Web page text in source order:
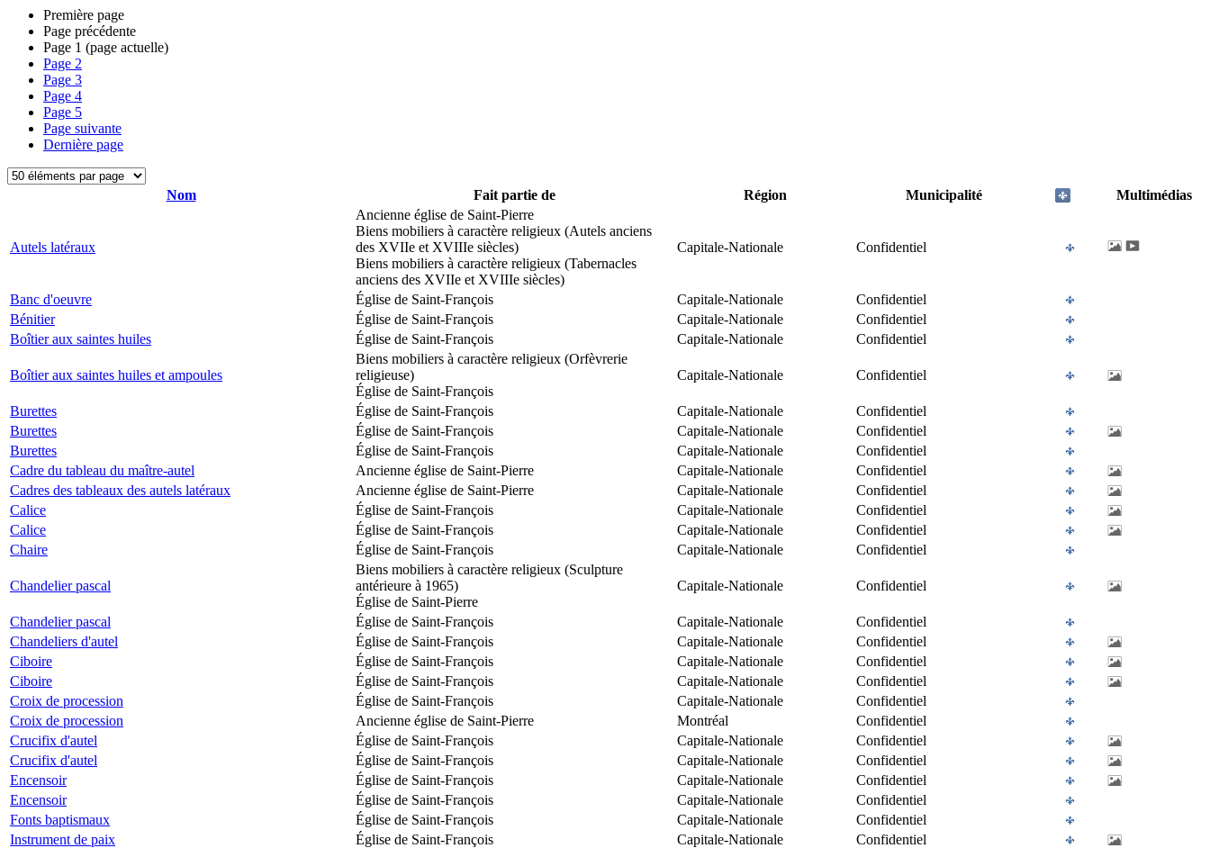
Première page
Page précédente
Page 1 (page actuelle)
Page 2
Page 3
Page 4
Page 5
Page suivante
Dernière page
Nom Fait partie de Région Municipalité Multimédias
Autels latéraux
Ancienne église de Saint-Pierre
Biens mobiliers à caractère religieux (Autels anciens
des XVIIe et XVIIIe siècles)
Biens mobiliers à caractère religieux (Tabernacles
anciens des XVIIe et XVIIIe siècles)
Capitale-Nationale Confidentiel
Banc d'oeuvre Église de Saint-François Capitale-Nationale
Confidentiel
Bénitier
Église de Saint-François Capitale-Nationale
Confidentiel
Boîtier aux saintes huiles
Église de Saint-François Capitale-Nationale Confidentiel
Boîtier aux saintes huiles et ampoules
Biens mobiliers à caractère religieux (Orfèvrerie
religieuse)
Église de Saint-François
Capitale-Nationale Confidentiel
Burettes Église de Saint-François Capitale-Nationale
Confidentiel
Burettes
Église de Saint-François Capitale-Nationale
Confidentiel
Burettes
Église de Saint-François Capitale-Nationale
Confidentiel
Cadre du tableau du maître-autel
Ancienne église de Saint-Pierre Capitale-Nationale
Confidentiel
Cadres des tableaux des autels latéraux
Ancienne église de Saint-Pierre Capitale-Nationale
Confidentiel
Calice
Église de Saint-François Capitale-Nationale
Confidentiel
Calice
Église de Saint-François Capitale-Nationale
Confidentiel
Chaire
Église de Saint-François Capitale-Nationale Confidentiel
Chandelier pascal
Biens mobiliers à caractère religieux (Sculpture
antérieure à 1965)
Église de Saint-Pierre
Capitale-Nationale Confidentiel
Chandelier pascal Église de Saint-François Capitale-Nationale
Confidentiel
Chandeliers d'autel
Église de Saint-François Capitale-Nationale
Confidentiel
Ciboire
Église de Saint-François Capitale-Nationale
Confidentiel
Ciboire
Église de Saint-François Capitale-Nationale
Confidentiel
Croix de procession
Église de Saint-François Capitale-Nationale
Confidentiel
Croix de procession
Ancienne église de Saint-Pierre Montréal
Confidentiel
Crucifix d'autel
Église de Saint-François Capitale-Nationale
Confidentiel
Crucifix d'autel
Église de Saint-François Capitale-Nationale
Confidentiel
Encensoir
Église de Saint-François Capitale-Nationale
Confidentiel
Encensoir
Église de Saint-François Capitale-Nationale
Confidentiel
Fonts baptismaux
Église de Saint-François Capitale-Nationale
Confidentiel
Instrument de paix
Église de Saint-François Capitale-Nationale Confidentiel